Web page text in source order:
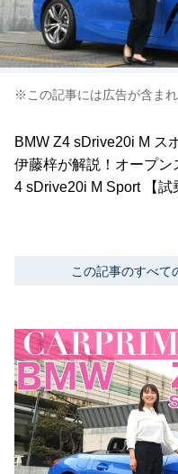
※この記事には広告が含ま
BMW Z4 sDrive20i M ス
伊藤梓が解説！オープ
4 sDrive20i M Sport 【試
この記事のすべて